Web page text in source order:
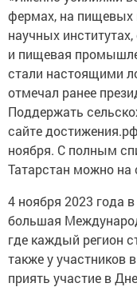
фермах, на пищевых
научных
и пищевая
стали настоящими
отмечал ранее
Поддержать
сайте
ноября. С полным
Татарстан можно на
4 ноября 2023 года
большая
где каждый регион
также у участников
приять участие в